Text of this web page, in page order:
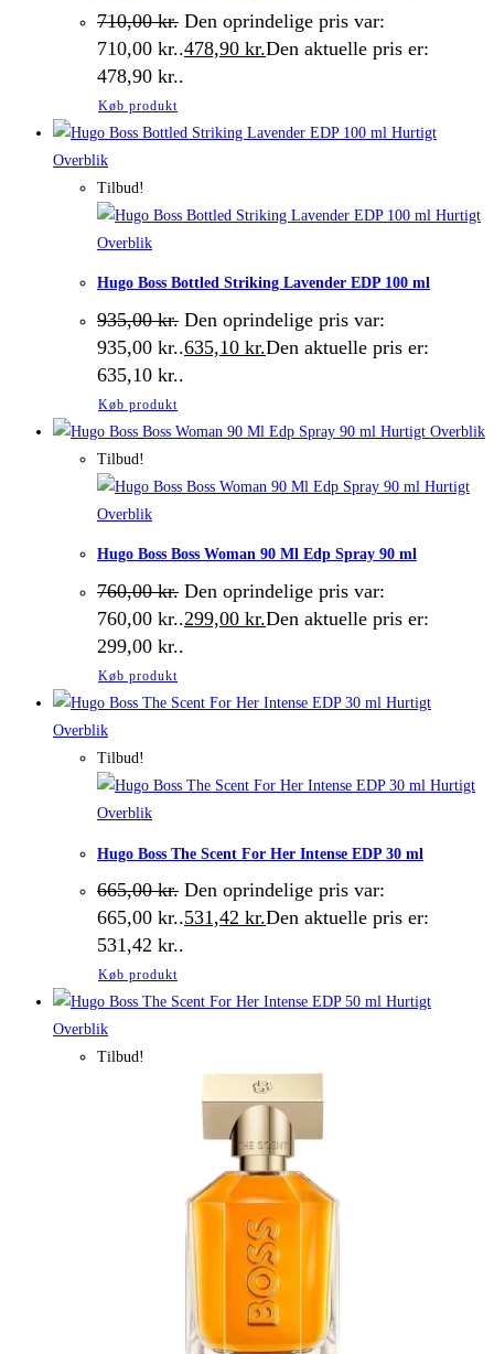
710,00kr. Den oprindelige pris var:
710,00 kr..478,90 kr.Den aktuelle pris er:
478,90 kr..
Køb produkt
Hurtigt
Overblik
Tilbud!
Hurtigt
Overblik
Hugo Boss Bottled Striking Lavender EDP 100 ml
935,00kr. Den oprindelige pris var:
935,00 kr..635,10 kr.Den aktuelle pris er:
635,10 kr..
Køb produkt
Hurtigt Overblik
Tilbud!
Hurtigt
Overblik
Hugo Boss Boss Woman 90 Ml Edp Spray 90 ml
760,00kr. Den oprindelige pris var:
760,00 kr..299,00 kr.Den aktuelle pris er:
299,00 kr..
Køb produkt
Hurtigt
Overblik
Tilbud!
Hurtigt
Overblik
Hugo Boss The Scent For Her Intense EDP 30 ml
665,00kr. Den oprindelige pris var:
665,00 kr..531,42 kr.Den aktuelle pris er:
531,42 kr..
Køb produkt
Hurtigt
Overblik
Tilbud!